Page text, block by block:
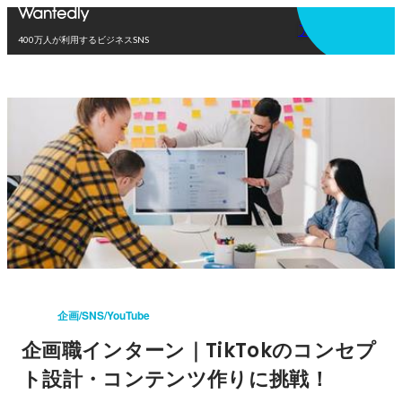
400万人が利用するビジネスSNS
アプリを使う
企画/SNS/YouTube
企画職インターン｜TikTokのコンセプ
ト設計・コンテンツ作りに挑戦！